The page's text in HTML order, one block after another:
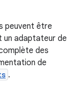
peuvent être
un adaptateur de
des
de
.